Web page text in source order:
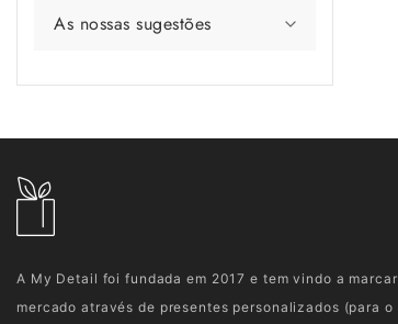
As nossas sugestões
A My Detail foi fundada em 2017 e tem vindo a
mercado através de presentes personalizados (para